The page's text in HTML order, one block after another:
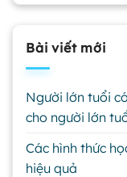
Bài viết mới
Người lớn tuổi
cho người lớn
Các hình thức
hiệu quả